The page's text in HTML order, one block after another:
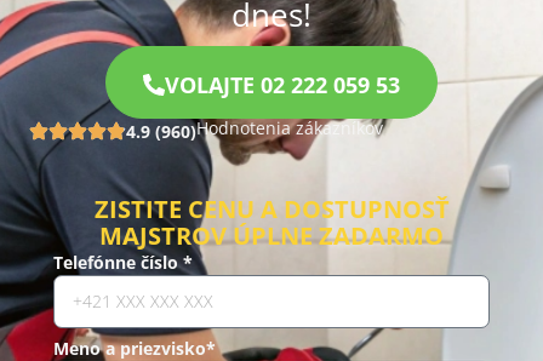
dnes!
VOLAJTE 02 222 059 53
4.9 (960)Hodnotenia zákazníkov
ZISTITE CENU A DOSTUPNOSŤ
MAJSTROV ÚPLNE ZADARMO
Telefónne číslo *
Meno a priezvisko*